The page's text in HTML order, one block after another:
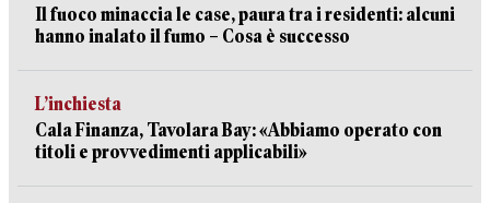
Il fuoco minaccia le case, paura tra i residenti: alcuni
hanno inalato il fumo – Cosa è successo
L’inchiesta
Cala Finanza, Tavolara Bay: «Abbiamo operato con
titoli e provvedimenti applicabili»